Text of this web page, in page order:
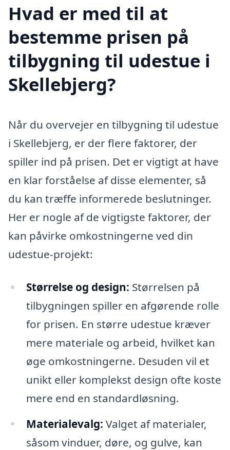
Hvad er med til at
bestemme prisen på
tilbygning til udestue i
Skellebjerg?
Når du overvejer en tilbygning til udestue
i Skellebjerg, er der flere faktorer, der
spiller ind på prisen. Det er vigtigt at have
en klar forståelse af disse elementer, så
du kan træffe informerede beslutninger.
Her er nogle af de vigtigste faktorer, der
kan påvirke omkostningerne ved din
udestue-projekt:
Størrelse og design: Størrelsen på
tilbygningen spiller en afgørende rolle
for prisen. En større udestue kræver
mere materiale og arbeid, hvilket kan
øge omkostningerne. Desuden vil et
unikt eller komplekst design ofte koste
mere end en standardløsning.
Materialevalg: Valget af materialer,
såsom vinduer, døre, og gulve, kan